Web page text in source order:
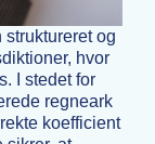
og
hvor
I stedet for
regneark
koefficient